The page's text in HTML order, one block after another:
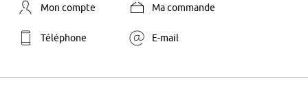
Mon compte Ma commande
Téléphone E-mail